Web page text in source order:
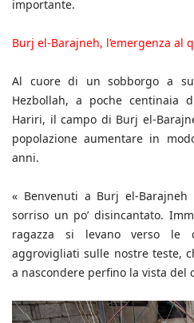
importante.
Burj el-Barajneh, l’emergenza al
Al cuore di un sobborgo a
Hezbollah, a poche centinaia
Hariri, il campo di Burj el-
popolazione aumentare in
anni.
« Benvenuti a Burj el-
sorriso un po’ disincantato.
ragazza si levano verso le
aggrovigliati sulle nostre teste,
a nascondere perfino la vista del